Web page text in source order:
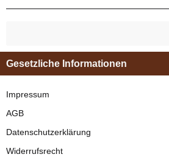
Gesetzliche Informationen
Impressum
AGB
Datenschutzerklärung
Widerrufsrecht